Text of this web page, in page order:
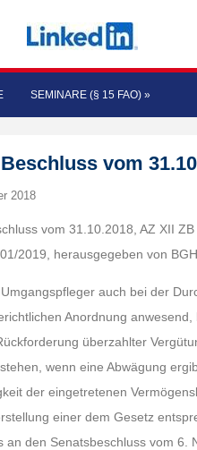
SEMINARE (§ 15 FAO) »
vom
2018
vom 31.10.2018, AZ XII
2019, herausgegeben von BGH
auch bei der
Anordnung
überzahlter
wenn eine Abwägung
der eingetretenen
einer dem Gesetz
an den Senatsbeschluss vom 6.